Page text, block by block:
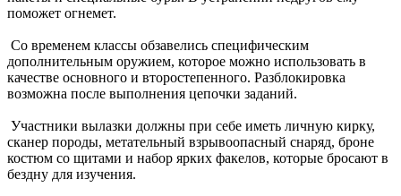
поможет огнемет.
Со временем классы обзавелись специфическим
дополнительным оружием, которое можно использовать в
качестве основного и второстепенного. Разблокировка
возможна после выполнения цепочки заданий.
Участники вылазки должны при себе иметь личную кирку,
сканер породы, метательный взрывоопасный снаряд, броне
костюм со щитами и набор ярких факелов, которые бросают в
бездну для изучения.